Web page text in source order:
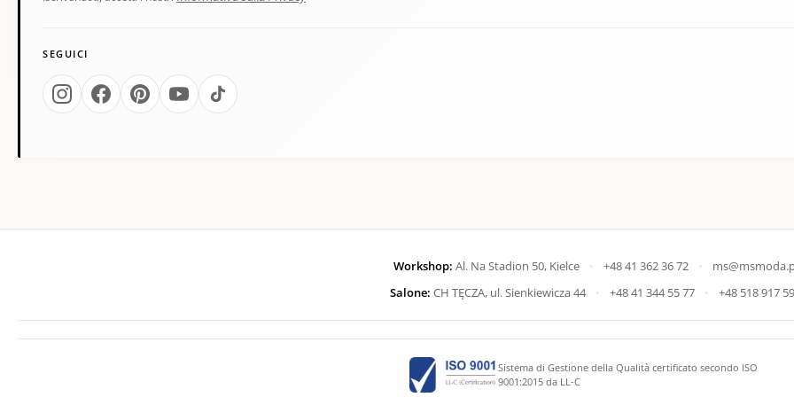
SEGUICI
Workshop: Al. Na Stadion 50, Kielce • +48 41 362 36 72 •
Salone: CH TĘCZA, ul. Sienkiewicza 44 • +48 41 344 55 77 • +48 518 917
Sistema di Gestione della Qualità certificato secondo ISO
9001:2015 da LL-C